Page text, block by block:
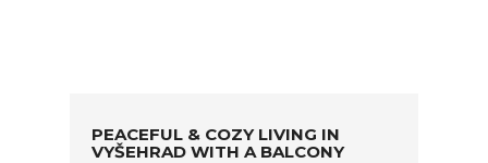
PEACEFUL & COZY LIVING IN
VYŠEHRAD WITH A BALCONY